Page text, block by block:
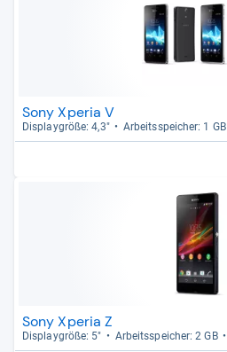
Sony Xperia V
Dis­play­größe: 4,3" Arbeitsspei­cher: 1 GB
Sony Xperia Z
Dis­play­größe: 5" Arbeitsspei­cher: 2 GB